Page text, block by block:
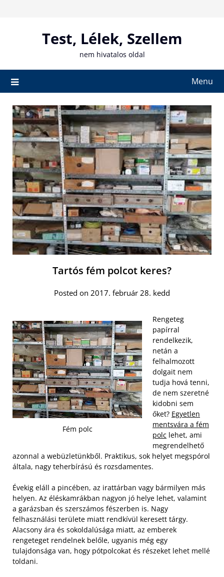
Test, Lélek, Szellem
nem hivatalos oldal
Menu
Tartós fém polcot keres?
Posted on 2017. február 28. kedd
Fém polc
Rengeteg
papírral
rendelkezik,
netán a
felhalmozott
dolgait nem
tudja hová tenni,
de nem szeretné
kidobni sem
őket? Egyetlen
mentsvára a fém
polc lehet, ami
megrendelhető
azonnal a webüzletünkből. Praktikus, sok helyet megspórol
általa, nagy teherbírású és rozsdamentes.
Évekig eláll a pincében, az irattárban vagy bármilyen más
helyen. Az éléskamrákban nagyon jó helye lehet, valamint
a garázsban és szerszámos fészerben is. Nagy
felhasználási területe miatt rendkívül keresett tárgy.
Alacsony ára és sokoldalúsága miatt, az emberek
rengeteget rendelnek belőle, ugyanis még egy
tulajdonsága van, hogy pótpolcokat és részeket lehet mellé
toldani.